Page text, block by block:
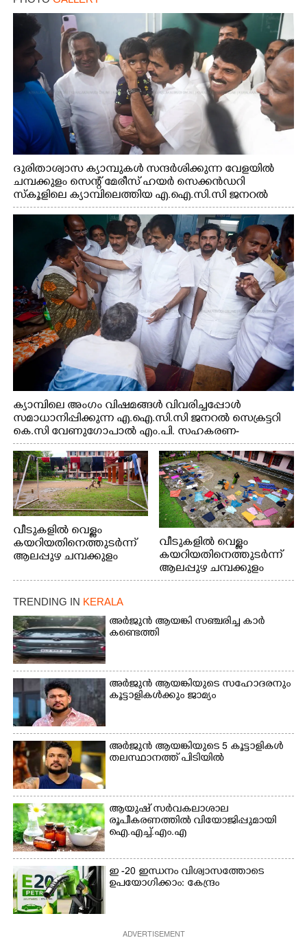
ദുരിതാശ്വാസ ക്യാമ്പുകൾ സന്ദർശിക്കുന്ന വേളയിൽ
ചമ്പക്കുളം സെന്റ് മേരീസ് ഹയർ സെക്കൻഡറി
സ്കൂളിലെ ക്യാമ്പിലെത്തിയ എ.ഐ.സി.സി ജനറൽ
സെക്രട്ടറി കെ.സി വേണുഗോപാൽ എം.പി കുരുന്നിനെ
എടുത്ത് ലാളിച്ചപ്പോൾ. സഹകരണ-എക്സൈസ്
വകുപ്പ് മന്ത്രി എം. ലിജു, കൃഷിവകുപ്പ് മന്ത്രി ടി. സിദ്ദിഖ്,
റെജി ചെറിയാൻ എം. എൽ. എ എന്നിവർ സമീപം
ക്യാമ്പിലെ അംഗം വിഷമങ്ങൾ വിവരിച്ചപ്പോൾ
സമാധാനിപ്പിക്കുന്ന എ.ഐ.സി.സി ജനറൽ സെക്രട്ടറി
കെ.സി വേണുഗോപാൽ എം.പി. സഹകരണ-
എക്സൈസ് വകുപ്പ് മന്ത്രി എം. ലിജു, എന്നിവർ
വീടുകളിൽ വെള്ളം
കയറിയതിനെത്തുടർന്ന്
ആലപ്പുഴ ചമ്പക്കുളം
പോരൂക്കര സെൻട്രൽ
സ്കൂളിലെ ദുരിതാശ്വാസ
ക്യാമ്പിലെത്തിയവർ
വസ്ത്രങ്ങൾ
ഉണക്കാനിട്ടിരിക്കുന്ന
ഗോൾപോസ്റ്റിന് മുന്നിൽ
ഫുട്ബോൾ കളികളിൽ
ഏർപ്പെട്ടിരിക്കുന്ന
കുട്ടികൾ
വീടുകളിൽ വെള്ളം
കയറിയതിനെത്തുടർന്ന്
ആലപ്പുഴ ചമ്പക്കുളം
ഫാദർ തോമസ്
ക്യാമ്പിലെത്തിയവർ മഴ
ഉണക്കാനിടുന്ന കാഴ്ച.
TRENDING IN KERALA
അർജുൻ ആയങ്കി സഞ്ചരിച്ച കാർ
കണ്ടെത്തി
അർജുൻ ആയങ്കിയുടെ സഹോദരനും
കൂട്ടാളികൾക്കും ജാമ്യം
അർജുൻ ആയങ്കിയുടെ 5 കൂട്ടാളികൾ
തലസ്ഥാനത്ത് പിടിയിൽ
ആയുഷ് സർവകലാശാല
രൂപീകരണത്തിൽ വിയോജിപ്പുമായി
ഐ.എച്ച്.എം.എ
ഇ -20 ഇന്ധനം വിശ്വാസത്തോടെ
ഉപയോഗിക്കാം: കേന്ദ്രം
ADVERTISEMENT